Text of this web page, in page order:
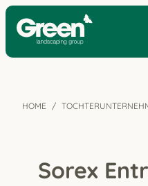
HOME
Sorex